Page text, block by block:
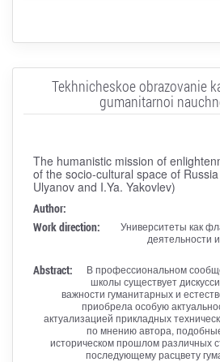
Tekhnicheskoe obrazovanie
gumanitarnoi
The humanistic mission of
of the socio-cultural space of
Ulyanov and I.Ya. Yakovlev)
Author:
Work direction:
Университеты как
деятельности
Abstract:
В профессиональном
школы существует
важности гуманитарных и
приобрела особую
актуализацией прикладных
по мнению автора,
историческом прошлом различных
последующему расцвету